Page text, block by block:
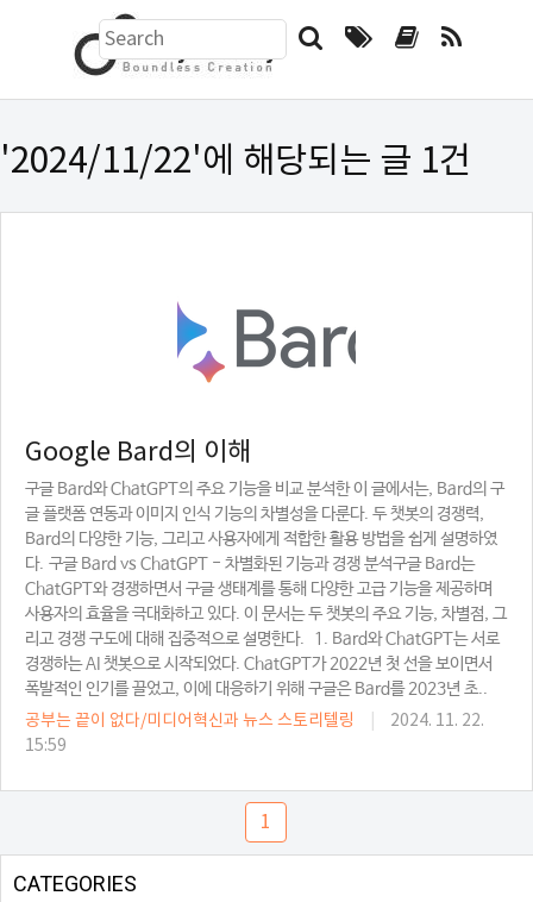
검
하
폼
'2024/11/22'에 해당되는 글 1건
Google Bard의 이해
구글 Bard와 ChatGPT의 주요 기능을 비교 분석한 이 글에서는, Bard의 구
글 플랫폼 연동과 이미지 인식 기능의 차별성을 다룬다. 두 챗봇의 경쟁력,
Bard의 다양한 기능, 그리고 사용자에게 적합한 활용 방법을 쉽게 설명하였
다. 구글 Bard vs ChatGPT - 차별화된 기능과 경쟁 분석구글 Bard는
ChatGPT와 경쟁하면서 구글 생태계를 통해 다양한 고급 기능을 제공하며
사용자의 효율을 극대화하고 있다. 이 문서는 두 챗봇의 주요 기능, 차별점, 그
리고 경쟁 구도에 대해 집중적으로 설명한다. 1. Bard와 ChatGPT는 서로
경쟁하는 AI 챗봇으로 시작되었다. ChatGPT가 2022년 첫 선을 보이면서
폭발적인 인기를 끌었고, 이에 대응하기 위해 구글은 Bard를 2023년 초..
공부는 끝이 없다/미디어혁신과 뉴스 스토리텔링
2024. 11. 22.
15:59
1
CATEGORIES